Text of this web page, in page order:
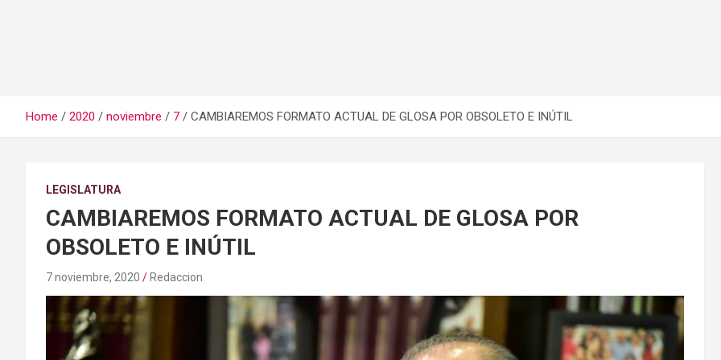
Home 2020 noviembre 7 CAMBIAREMOS FORMATO ACTUAL DE GLOSA POR OBSOLETO E INÚTIL
LEGISLATURA
CAMBIAREMOS FORMATO ACTUAL DE GLOSA POR
OBSOLETO E INÚTIL
7 noviembre, 2020 Redaccion